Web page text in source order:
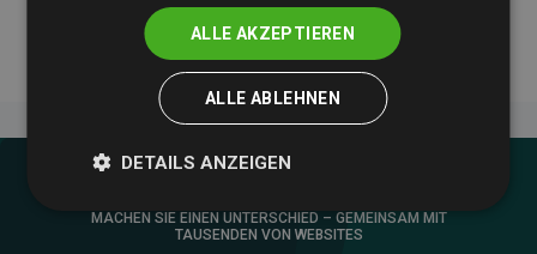
messbare Klimawirkung unseres Ansatzes.
MACHEN SIE EINEN UNTERSCHIED – GEMEINSAM MIT
TAUSENDEN VON WEBSITES
ALLE AKZEPTIEREN
ALLE ABLEHNEN
DETAILS ANZEIGEN